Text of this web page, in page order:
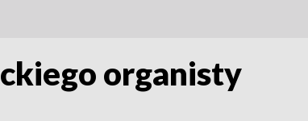
organisty